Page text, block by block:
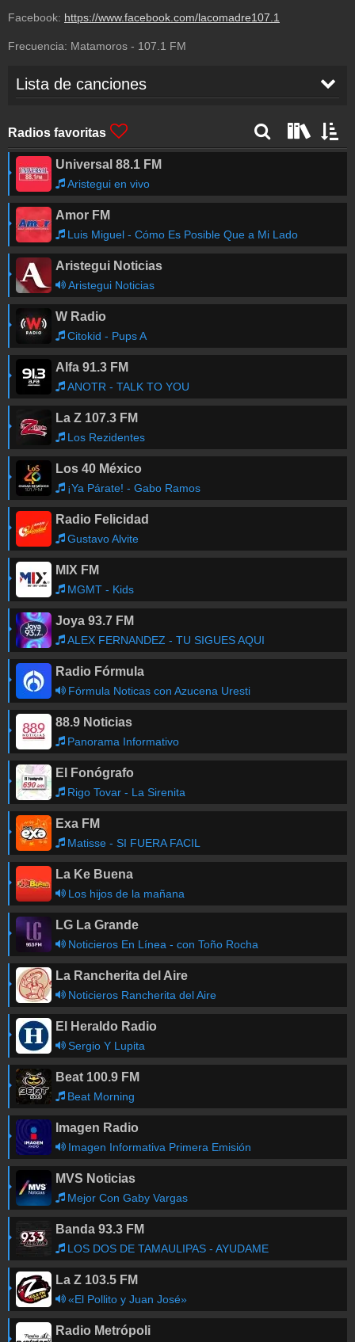
Facebook: https://www.facebook.com/lacomadre107.1
Frecuencia: Matamoros - 107.1 FM
Lista de canciones
DE TI
07:33 LA COMADRE
07:30 Julion Alvarez y su Norteno Banda
QUIERA QUE VAYA
07:26 XHVTH-FM-LA COMADRE MATAMOROS
07:26 ADWTAG 120000 0
07:24 Pedro Infante
Obtener las canciones anteriores
Radios favoritas
Universal 88.1 FM
Aristegui en vivo
Amor FM
Luis Miguel - Cómo Es Posible Que a Mi Lado
Aristegui Noticias
Aristegui Noticias
W Radio
Citokid - Pups A
Alfa 91.3 FM
ANOTR - TALK TO YOU
La Z 107.3 FM
Los Rezidentes
Los 40 México
¡Ya Párate! - Gabo Ramos
Radio Felicidad
Gustavo Alvite
MIX FM
MGMT - Kids
Joya 93.7 FM
ALEX FERNANDEZ - TU SIGUES AQUI
Radio Fórmula
Fórmula Noticas con Azucena Uresti
88.9 Noticias
Panorama Informativo
El Fonógrafo
Rigo Tovar - La Sirenita
Exa FM
Matisse - SI FUERA FACIL
La Ke Buena
Los hijos de la mañana
LG La Grande
Noticieros En Línea - con Toño Rocha
La Rancherita del Aire
Noticieros Rancherita del Aire
El Heraldo Radio
Sergio Y Lupita
Beat 100.9 FM
Beat Morning
Imagen Radio
Imagen Informativa Primera Emisión
MVS Noticias
Mejor Con Gaby Vargas
Banda 93.3 FM
LOS DOS DE TAMAULIPAS - AYUDAME
La Z 103.5 FM
«El Pollito y Juan José»
Radio Metrópoli